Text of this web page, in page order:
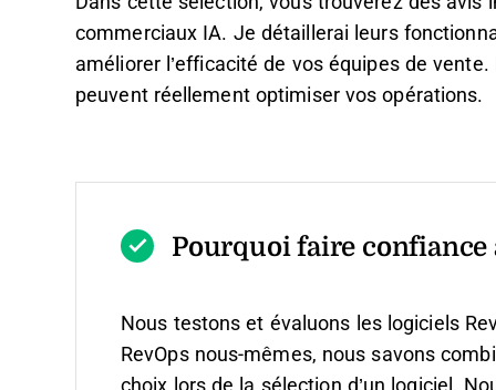
commerciaux IA. Je détaillerai leurs
améliorer l’efficacité de vos équipes de
peuvent réellement optimiser vos opérations.
Pourquoi faire confiance
Nous testons et évaluons les logiciels
RevOps nous-mêmes, nous savons
choix lors de la sélection d’un logiciel.